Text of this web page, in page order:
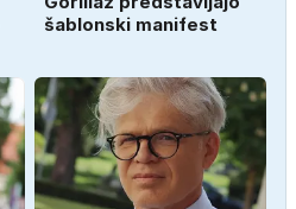
šablonski manifest